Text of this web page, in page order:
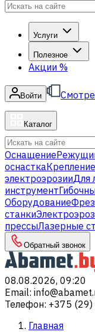
Услуги
Полезное
Акции %
Войти
Каталог
Оснащение
оснастка
электроэрозииДля
инструмент
Оборудование
станки
прессыЛазерные
Обратный звонок
08.08.2026, 09:20
Email:
Телефон: +375
Главная